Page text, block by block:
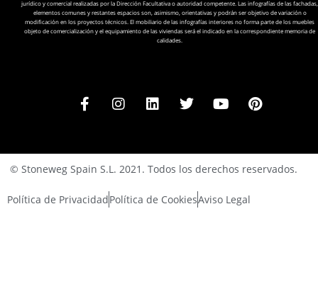
jurídico y comercial realizadas por la Dirección Facultativa o autoridad competente. Las infografías de las fachadas,
elementos comunes y restantes espacios son, asimismo, orientativas y podrán ser objetivo de variación o
modificación en los proyectos técnicos. El mobiliario de las infografías interiores no forma parte de los muebles
objeto de comercialización y el equipamiento de las viviendas será el indicado en la correspondiente memoria de
calidades.
© Stoneweg Spain S.L. 2021. Todos los derechos reservados.
Política de PrivacidadPolítica de CookiesAviso Legal